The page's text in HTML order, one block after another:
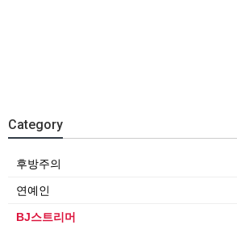
Category
후방주의
연예인
BJ스트리머